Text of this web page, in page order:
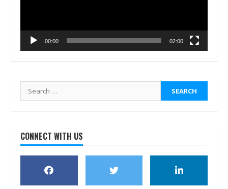
00:00 02:00
Search
for:
CONNECT WITH US